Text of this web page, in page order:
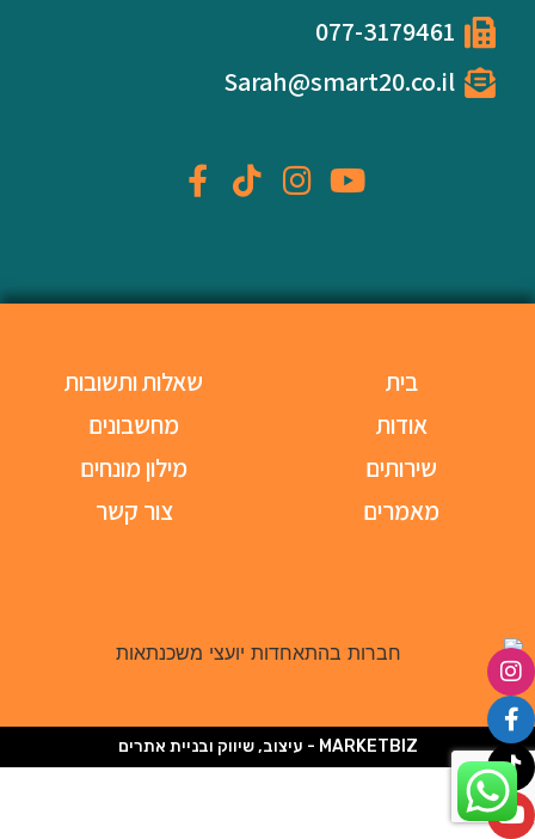
077-3179461
Sarah@smart20.co.il
בית
אודות
שירותים
מאמרים
שאלות ותשובות
מחשבונים
מילון מונחים
צור קשר
MARKETBIZ - עיצוב, שיווק ובניית אתרים